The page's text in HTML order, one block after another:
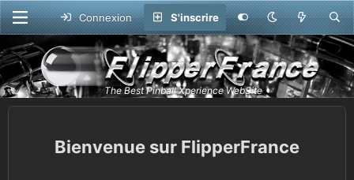
Connexion S'inscrire
FlipperFrance